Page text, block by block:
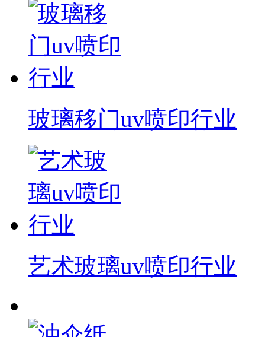
玻璃移门uv喷印行业
艺术玻璃uv喷印行业